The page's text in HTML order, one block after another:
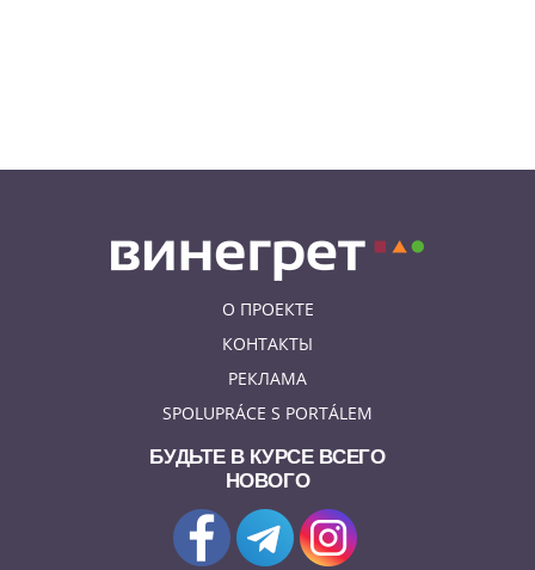
О ПРОЕКТЕ
КОНТАКТЫ
РЕКЛАМА
SPOLUPRÁCE S PORTÁLEM
БУДЬТЕ В КУРСЕ ВСЕГО
НОВОГО